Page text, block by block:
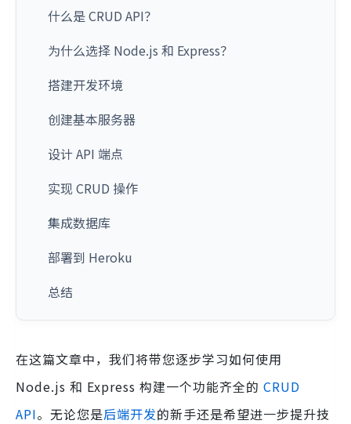
什么是 CRUD API？
为什么选择 Node.js 和 Express？
搭建开发环境
创建基本服务器
设计 API 端点
实现 CRUD 操作
集成数据库
部署到 Heroku
总结
在这篇文章中，我们将带您逐步学习如何使用
Node.js 和 Express 构建一个功能齐全的 CRUD
API。无论您是后端开发的新手还是希望进一步提升技